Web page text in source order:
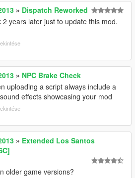
» Dispatch Reworked
2 years later just to update this mod.
» NPC Brake Check
uploading a script always include a
effects showcasing your mod
» Extended Los Santos
older game versions?